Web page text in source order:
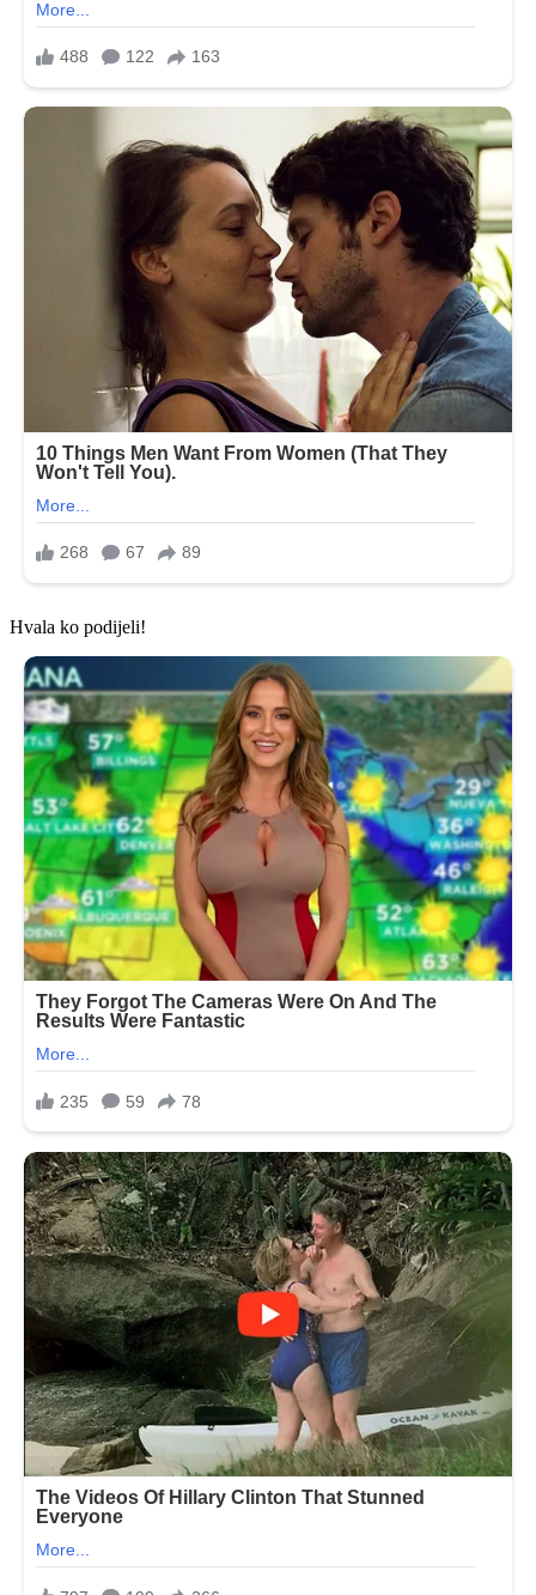
Hvala ko podijeli!